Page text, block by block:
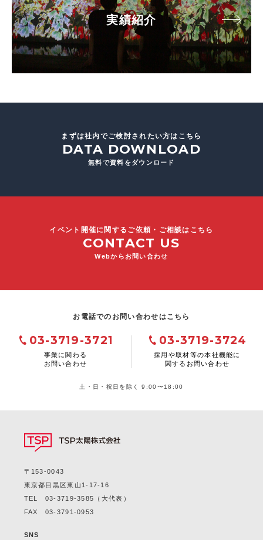
実績紹介
まずは社内でご検討されたい方はこちら
DATA DOWNLOAD
無料で資料をダウンロード
イベント開催に関するご依頼・ご相談はこちら
CONTACT US
Webからお問い合わせ
お電話でのお問い合わせはこちら
03-3719-3721
事業に関わる
お問い合わせ
03-3719-3724
採用や取材等の本社機能に
関するお問い合わせ
土・日・祝日を除く 9:00〜18:00
〒153-0043
東京都目黒区東山1-17-16
TEL 03-3719-3585
（大代表）
FAX 03-3791-0953
SNS